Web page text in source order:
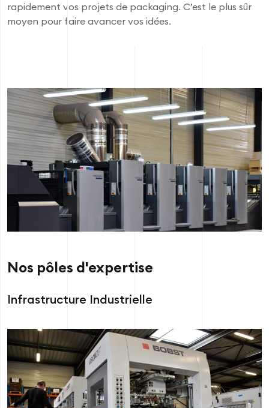
rapidement vos projets de packaging. C’est le plus sûr
moyen pour faire avancer vos idées.
Nos pôles d'expertise
Infrastructure Industrielle